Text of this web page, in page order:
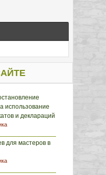
использование
и деклараций
для мастеров в